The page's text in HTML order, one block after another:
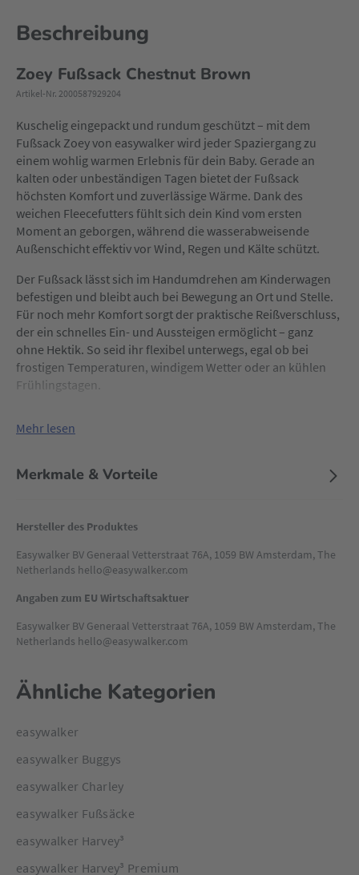
Beschreibung
Zoey Fußsack Chestnut Brown
Artikel-Nr. 2000587929204
Kuschelig eingepackt und rundum geschützt – mit dem
Fußsack Zoey von easywalker wird jeder Spaziergang zu
einem wohlig warmen Erlebnis für dein Baby. Gerade an
kalten oder unbeständigen Tagen bietet der Fußsack
höchsten Komfort und zuverlässige Wärme. Dank des
weichen Fleecefutters fühlt sich dein Kind vom ersten
Moment an geborgen, während die wasserabweisende
Außenschicht effektiv vor Wind, Regen und Kälte schützt.
Der Fußsack lässt sich im Handumdrehen am Kinderwagen
befestigen und bleibt auch bei Bewegung an Ort und Stelle.
Für noch mehr Komfort sorgt der praktische Reißverschluss,
der ein schnelles Ein- und Aussteigen ermöglicht – ganz
ohne Hektik. So seid ihr flexibel unterwegs, egal ob bei
frostigen Temperaturen, windigem Wetter oder an kühlen
Frühlingstagen.
Mehr lesen
Merkmale & Vorteile
Hersteller des Produktes
Easywalker BV Generaal Vetterstraat 76A, 1059 BW Amsterdam, The
Netherlands hello@easywalker.com
Angaben zum EU Wirtschaftsaktuer
Easywalker BV Generaal Vetterstraat 76A, 1059 BW Amsterdam, The
Netherlands hello@easywalker.com
Ähnliche Kategorien
easywalker
easywalker Buggys
easywalker Charley
easywalker Fußsäcke
easywalker Harvey³
easywalker Harvey³ Premium